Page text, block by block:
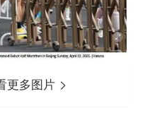
更多图片